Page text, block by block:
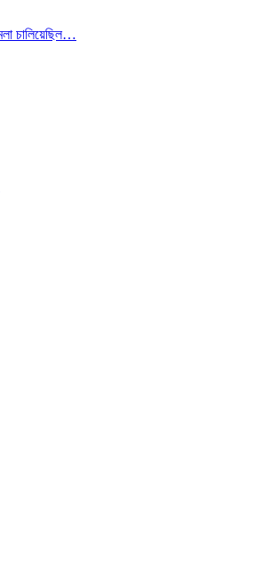
চালিয়েছিল…